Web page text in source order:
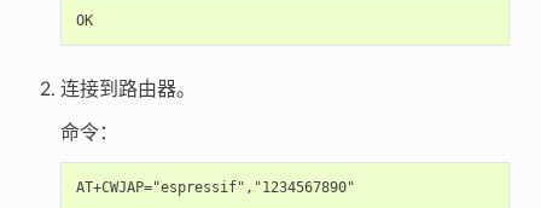
OK
连接到路由器。
命令：